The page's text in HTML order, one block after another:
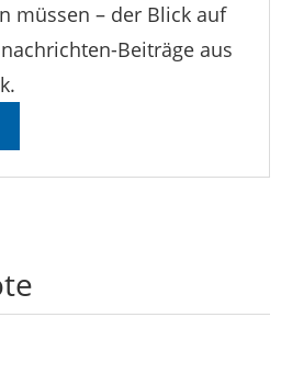
müssen – der Blick auf
Beiträge aus